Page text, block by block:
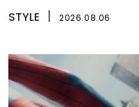
STYLE 2026.08.06